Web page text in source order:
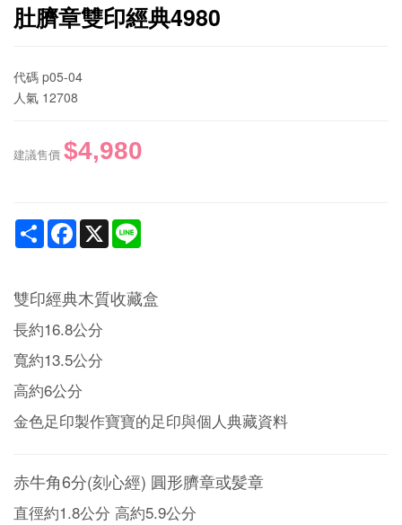
肚臍章雙印經典4980
代碼 p05-04
人氣 12708
建議售價 $4,980
ShareFacebook
X
雙印經典木質收藏盒
長約16.8公分
寬約13.5公分
高約6公分
金色足印製作寶寶的足印與個人典藏資料
赤牛角6分(刻心經) 圓形臍章或髪章
直徑約1.8公分 高約5.9公分